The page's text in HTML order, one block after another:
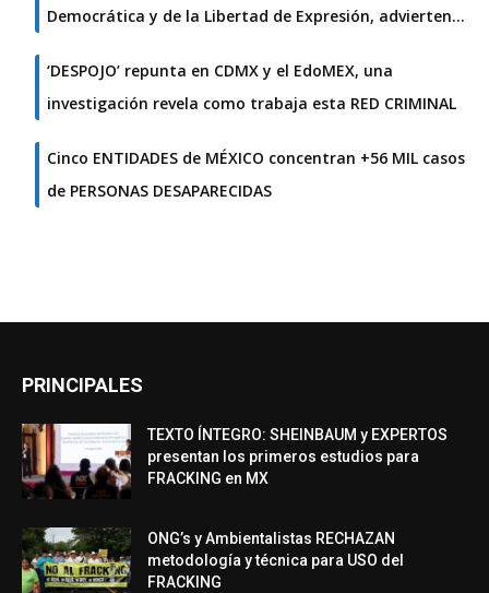
Democrática y de la Libertad de Expresión, advierten…
‘DESPOJO’ repunta en CDMX y el EdoMEX, una
investigación revela como trabaja esta RED CRIMINAL
Cinco ENTIDADES de MÉXICO concentran +56 MIL casos
de PERSONAS DESAPARECIDAS
PRINCIPALES
TEXTO ÍNTEGRO: SHEINBAUM y EXPERTOS
presentan los primeros estudios para
FRACKING en MX
ONG’s y Ambientalistas RECHAZAN
metodología y técnica para USO del
FRACKING